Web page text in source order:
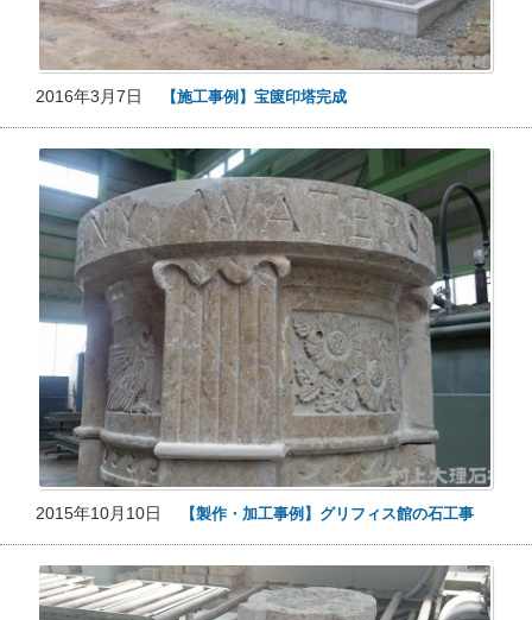
2016年3月7日 【施工事例】宝篋印塔完成
2015年10月10日 【製作・加工事例】グリフィス館の石工事